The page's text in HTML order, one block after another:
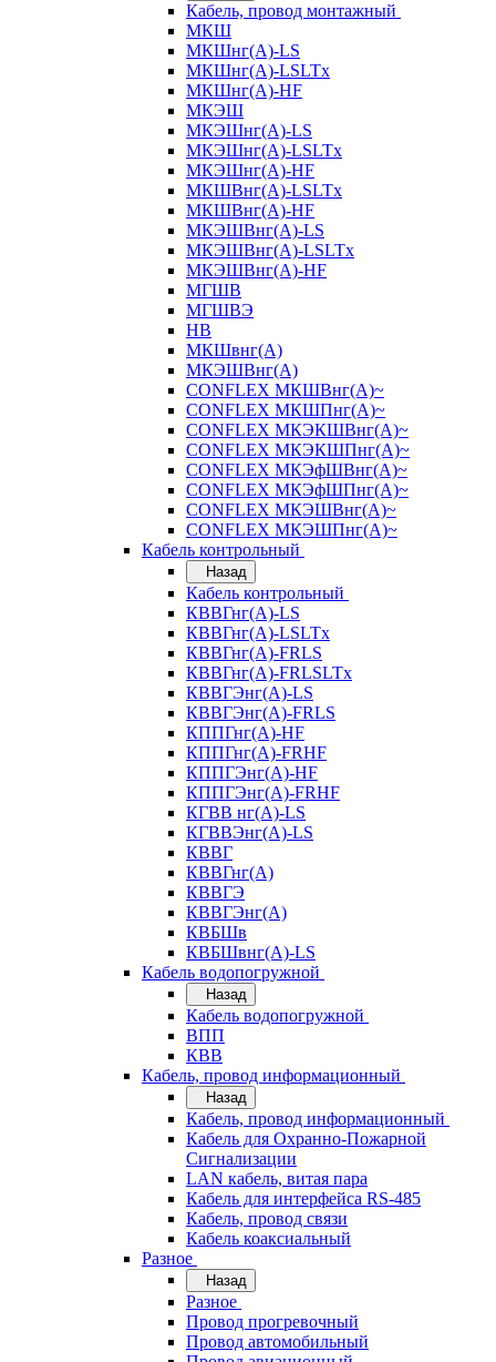
Кабель, провод монтажный
МКШ
МКШнг(А)-LS
МКШнг(А)-LSLTx
МКШнг(А)-HF
МКЭШ
МКЭШнг(А)-LS
МКЭШнг(А)-LSLTx
МКЭШнг(А)-HF
МКШВнг(A)-LSLTx
МКШВнг(А)-HF
МКЭШВнг(А)-LS
МКЭШВнг(A)-LSLTx
МКЭШВнг(А)-HF
МГШВ
МГШВЭ
НВ
МКШвнг(А)
МКЭШВнг(А)
CONFLEX МКШВнг(А)~
CONFLEX МКШПнг(А)~
CONFLEX МКЭКШВнг(А)~
CONFLEX МКЭКШПнг(А)~
CONFLEX МКЭфШВнг(А)~
CONFLEX МКЭфШПнг(А)~
CONFLEX МКЭШВнг(А)~
CONFLEX МКЭШПнг(А)~
Кабель контрольный
Назад
Кабель контрольный
КВВГнг(А)-LS
КВВГнг(А)-LSLTx
КВВГнг(А)-FRLS
КВВГнг(А)-FRLSLTx
КВВГЭнг(А)-LS
КВВГЭнг(А)-FRLS
КППГнг(А)-HF
КППГнг(А)-FRHF
КППГЭнг(А)-HF
КППГЭнг(А)-FRHF
КГВВ нг(А)-LS
КГВВЭнг(А)-LS
КВВГ
КВВГнг(А)
КВВГЭ
КВВГЭнг(А)
КВБШв
КВБШвнг(А)-LS
Кабель водопогружной
Назад
Кабель водопогружной
ВПП
КВВ
Кабель, провод информационный
Назад
Кабель, провод информационный
Кабель для Охранно-Пожарной
Сигнализации
LAN кабель, витая пара
Кабель для интерфейса RS-485
Кабель, провод связи
Кабель коаксиальный
Разное
Назад
Разное
Провод прогревочный
Провод автомобильный